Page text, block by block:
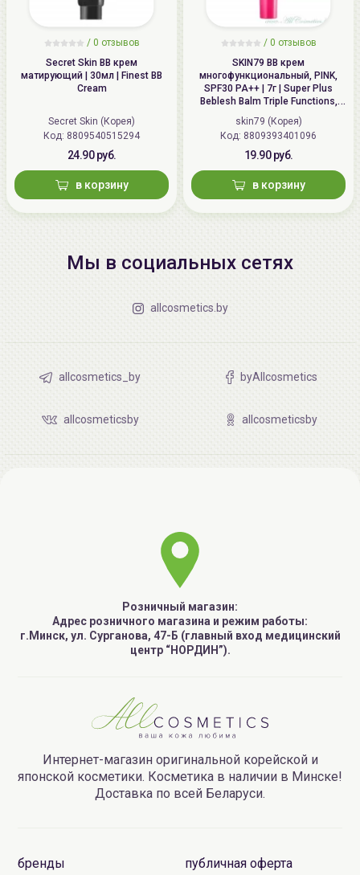
/ 0 отзывов
Secret Skin BB крем
матирующий | 30мл | Finest BB
Cream
Secret Skin (Корея)
Код: 8809540515294
24.90 руб.
в корзину
/ 0 отзывов
SKIN79 ВВ крем
многофункциональный, PINK,
SPF30 PA++ | 7г | Super Plus
Beblesh Balm Triple Functions,
PINK BB Cream, SPF30 PA++
skin79 (Корея)
Код: 8809393401096
19.90 руб.
в корзину
Мы в социальных сетях
allcosmetics.by
allcosmetics_by byAllcosmetics
allcosmeticsby allcosmeticsby
Розничный магазин:
Адрес розничного магазина и режим работы:
г.Минск, ул. Сурганова, 47-Б (главный вход медицинский
центр “НОРДИН”).
Интернет-магазин оригинальной корейской и
японской косметики. Косметика в наличии в Минске!
Доставка по всей Беларуси.
бренды
публичная оферта